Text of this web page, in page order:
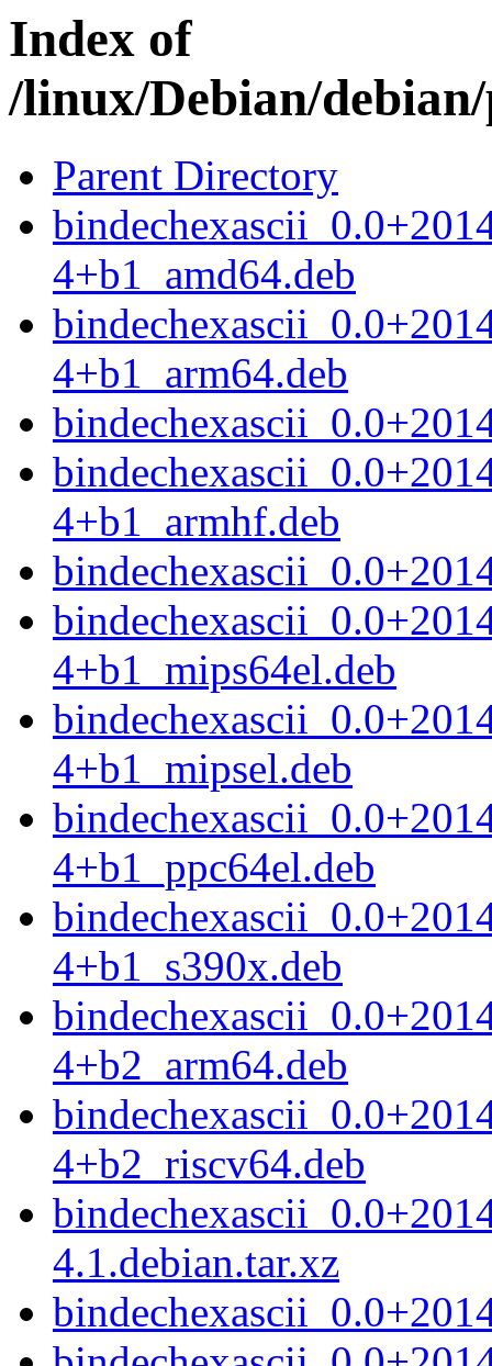
Index of
/linux/Debian/
Parent Directory
4+b1_amd64.deb
4+b1_arm64.deb
4+b1_armhf.deb
4+b1_mips64el.deb
4+b1_mipsel.deb
4+b1_ppc64el.deb
4+b1_s390x.deb
4+b2_arm64.deb
4+b2_riscv64.deb
4.1.debian.tar.xz